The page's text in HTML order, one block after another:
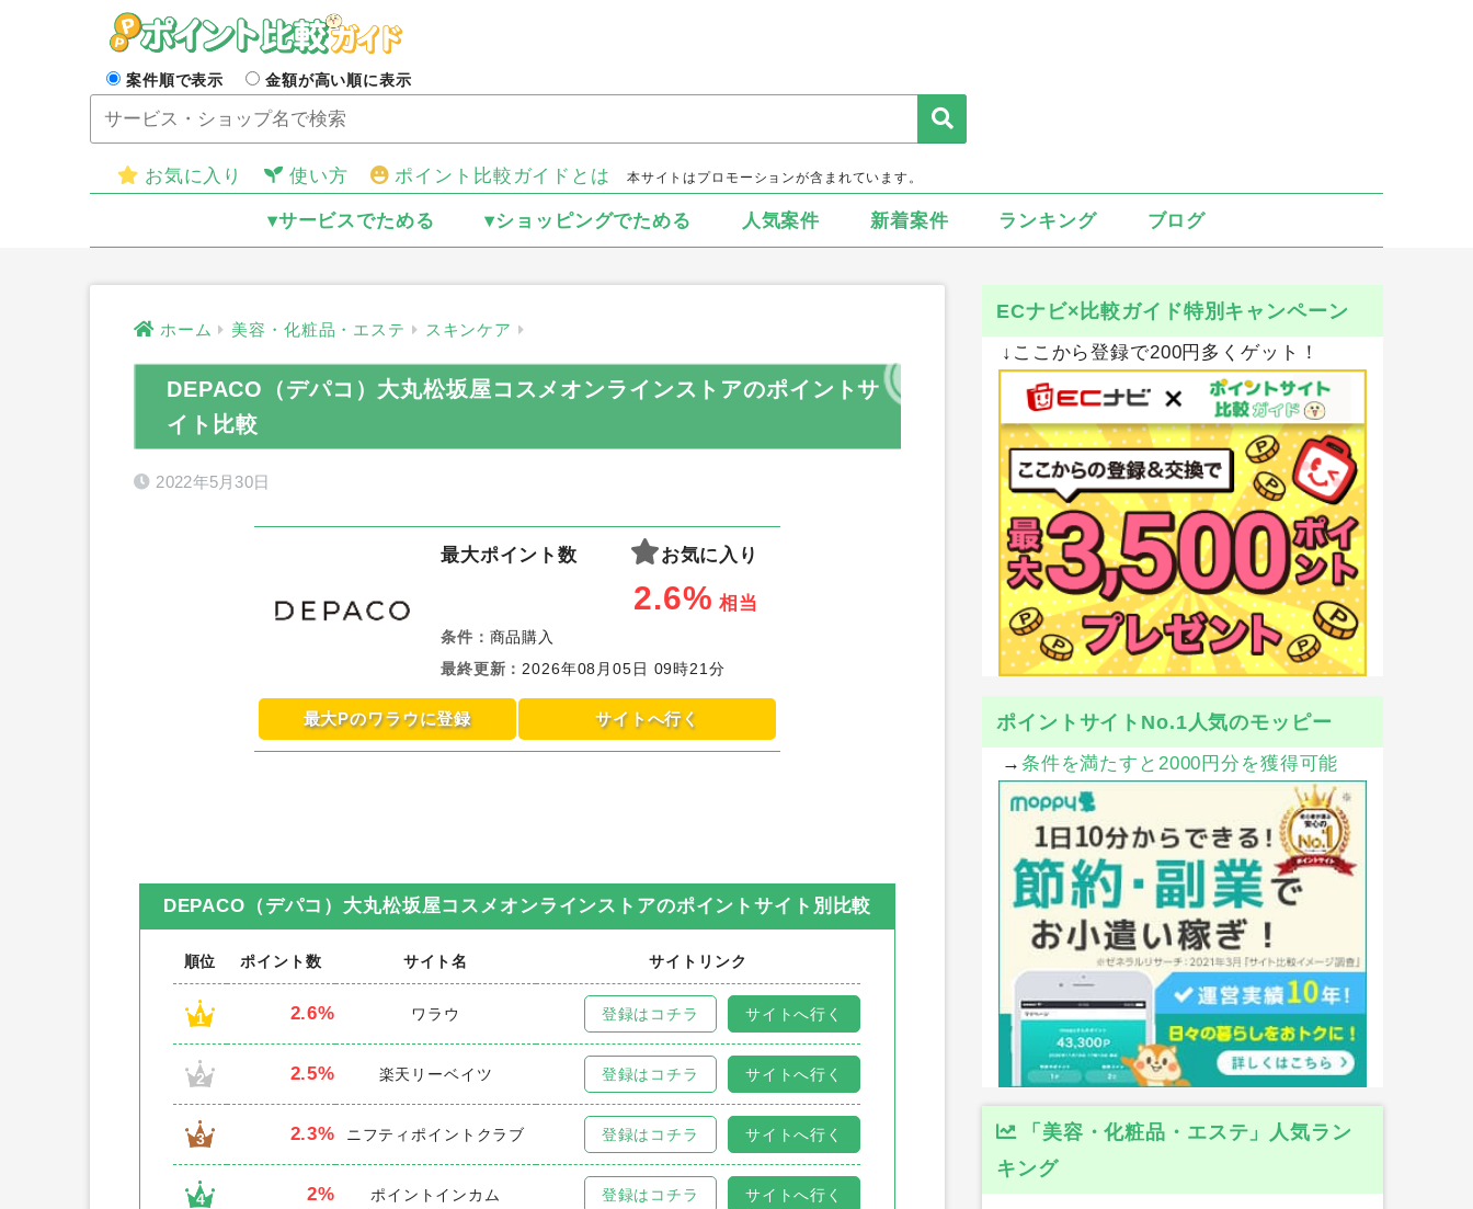
案件順で表示 金額が高い順に表示
お気に入り 使い方 ポイント比較ガイドとは 本サイトはプロモーションが含まれています。
▾サービスでためる ▾ショッピングでためる 人気案件 新着案件 ランキング ブログ
ホーム 美容・化粧品・エステ スキンケア
DEPACO（デパコ）大丸松坂屋コスメオンラインストアのポイントサ
イト比較
2022年5月30日
最大ポイント数 お気に入り
2.6% 相当
条件： 商品購入
最終更新 ： 2026年08月05日 09時21分
最大Pのワラウに登録 サイトへ行く
DEPACO（デパコ）大丸松坂屋コスメオンラインストアのポイントサイト別比較
順位 ポイント数 サイト名 サイトリンク
1 2.6% ワラウ 登録はコチラ サイトへ行く
2 2.5% 楽天リーベイツ 登録はコチラ サイトへ行く
3 2.3% ニフティポイントクラブ 登録はコチラ サイトへ行く
4 2% ポイントインカム 登録はコチラ サイトへ行く
ECナビ×比較ガイド特別キャンペーン
↓ここから登録で200円多くゲット！
ポイントサイトNo.1人気のモッピー
→ 条件を満たすと2000円分を獲得可能
「美容・化粧品・エステ」人気ラン
キング